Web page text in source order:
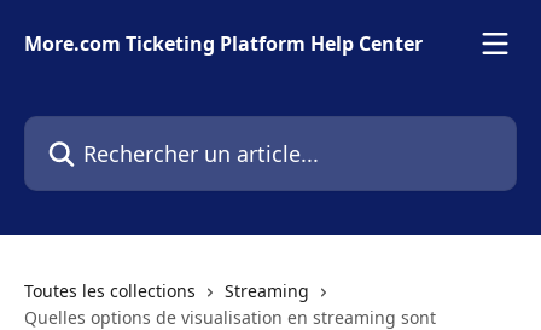
More.com Ticketing Platform Help Center
Rechercher un article...
Toutes les collections
Streaming
Quelles options de visualisation en streaming sont